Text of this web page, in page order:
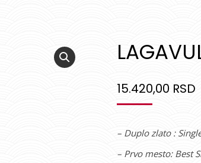
15.420,00 RSD
– Duplo zlato :
– Prvo mesto: Best